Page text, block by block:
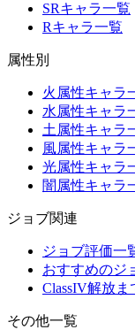
SRキャラ一覧
Rキャラ一覧
属性別
火属性キャラ
水属性キャラ
土属性キャラ
風属性キャラ
光属性キャラ
闇属性キャラ
ジョブ関連
ジョブ評価一
おすすめのジ
ClassIV解放ま
その他一覧